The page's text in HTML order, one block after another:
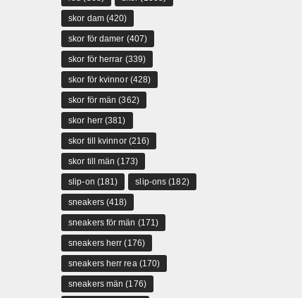
skor dam(420)
skor för damer (407)
skor för herrar (339)
skor för kvinnor(428)
skor för män (362)
skor herr(381)
skor till kvinnor(216)
skor till män (173)
slip-on (181) slip-ons (182)
sneakers(418)
sneakers för män (171)
sneakers herr (176)
sneakers herr rea (170)
sneakers män (176)